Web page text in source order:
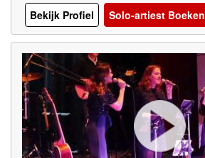
Bekijk Profiel
Solo-artiest Boeken